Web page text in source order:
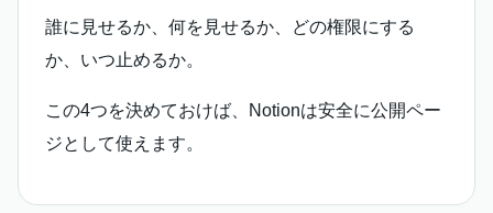
誰に見せるか、何を見せるか、どの権限にする
か、いつ止めるか。
この4つを決めておけば、Notionは安全に公開ペー
ジとして使えます。